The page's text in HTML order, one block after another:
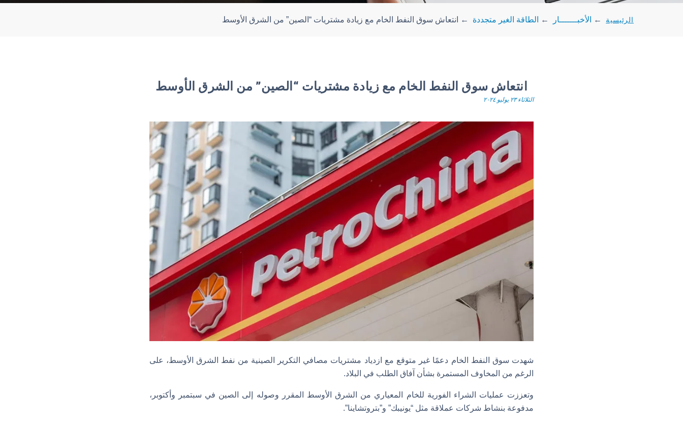
الرئيسية ← الأخبـــــــار ← الطاقة الغير متجددة ← انتعاش سوق النفط الخام مع زيادة مشتريات “الصين” من الشرق الأوسط
انتعاش سوق النفط الخام مع زيادة مشتريات “الصين” من الشرق الأوسط
الثلاثاء ٢٣ يوليو ٢٠٢٤
شهدت سوق النفط الخام دعمًا غير متوقع مع ازدياد مشتريات مصافي التكرير الصينية من نفط الشرق الأوسط، على
الرغم من المخاوف المستمرة بشأن آفاق الطلب في البلاد.
وتعززت عمليات الشراء الفورية للخام المعياري من الشرق الأوسط المقرر وصوله إلى الصين في سبتمبر وأكتوبر،
مدفوعة بنشاط شركات عملاقة مثل “يونيبك” و”بتروتشاينا”.